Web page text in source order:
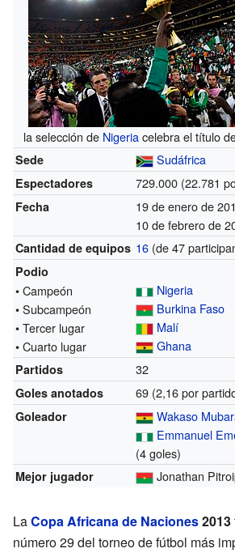
la selección de Nigeriacelebra el título
Sede Sudáfrica
Espectadores 729.000 (22.781
Fecha
19 de enero de
10 de febrero de
Cantidad de equipos 16 (de 47
Podio
• Campeón
• Subcampeón
• Tercer lugar
• Cuarto lugar
Nigeria
Burkina Faso
Malí
Ghana
Partidos 32
Goles anotados 69 (2,16 por
Goleador
Wakaso
Emmanuel
(4 goles)
Mejor jugador Jonathan
LaCopa Africana de Naciones2013
número 29 del torneo de fútbol más